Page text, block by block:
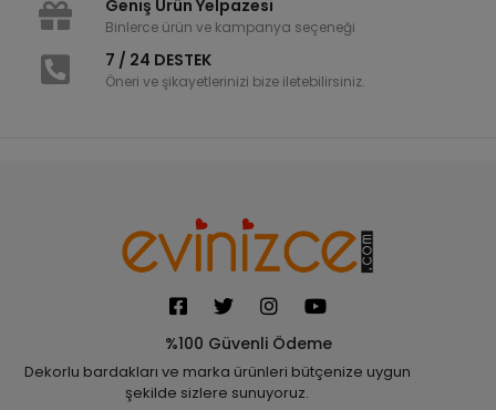
Geniş Ürün Yelpazesi
Binlerce ürün ve kampanya seçeneği
7 / 24 DESTEK
Öneri ve şikayetlerinizi bize iletebilirsiniz.
%100 Güvenli Ödeme
Dekorlu bardakları ve marka ürünleri bütçenize uygun
şekilde sizlere sunuyoruz.